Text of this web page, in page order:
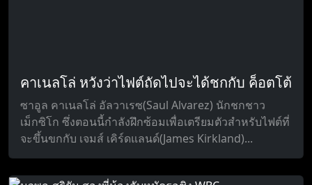
คาเนลโล่ หวังว่าไฟต์ถัดไปจะได้ชกกับ ค็อตโต้
ซาอูล คาเนลโล่ อัลวาเรซ(Saul Alvarez) นักชกชาว
เม็กซิโก ซึ่งตอนนี้กำลังฝึกซ้อมเพื่อเตรียมตัวสำหรับไฟต์ที่
จะขึ้นขกกับ เจมส์ เคิร์ดแลนด์(James Kirkland)...